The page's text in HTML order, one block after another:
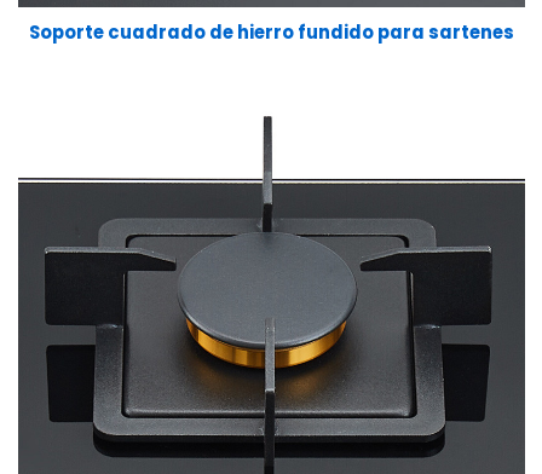
Soporte cuadrado de hierro fundido para sartenes